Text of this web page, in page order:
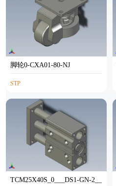
脚轮0-CXA01-80-NJ
STP
TCM25X40S_0___DS1-GN-2__